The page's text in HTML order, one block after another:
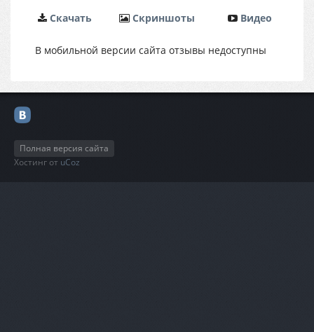
Cкачать
Cкриншоты Видео
В мобильной версии сайта отзывы недоступны
Полная версия сайта
Хостинг от uCoz